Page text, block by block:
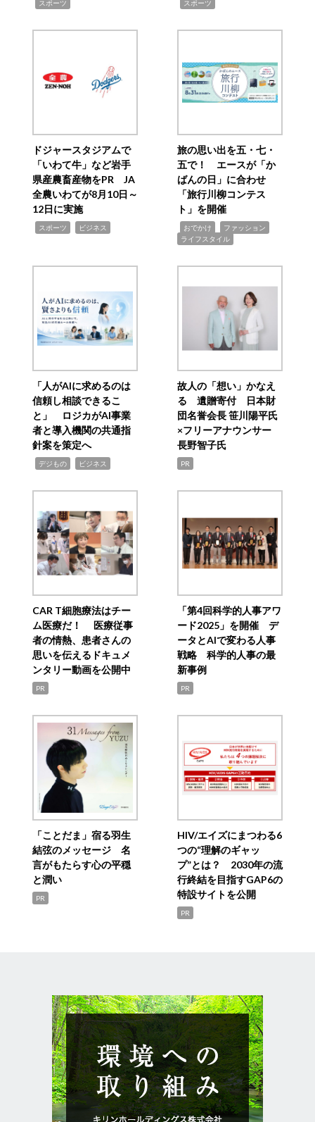
スポーツ スポーツ
ドジャースタジアムで
「いわて牛」など岩手
県産農畜産物をPR JA
全農いわてが8月10日～
12日に実施
スポーツ ビジネス
旅の思い出を五・七・
五で！ エースが「か
ばんの日」に合わせ
「旅行川柳コンテス
ト」を開催
おでかけ ファッション
ライフスタイル
「人がAIに求めるのは
信頼し相談できるこ
と」 ロジカがAI事業
者と導入機関の共通指
針案を策定へ
デジもの ビジネス
故人の「想い」かなえ
る 遺贈寄付 日本財
団名誉会長 笹川陽平氏
×フリーアナウンサー
長野智子氏
PR
CAR T細胞療法はチー
ム医療だ！ 医療従事
者の情熱、患者さんの
思いを伝えるドキュメ
ンタリー動画を公開中
PR
「第4回科学的人事アワ
ード2025」を開催 デ
ータとAIで変わる人事
戦略 科学的人事の最
新事例
PR
「ことだま」宿る羽生
結弦のメッセージ 名
言がもたらす心の平穏
と潤い
PR
HIV/エイズにまつわる6
つの“理解のギャッ
プ”とは？ 2030年の流
行終結を目指すGAP6の
特設サイトを公開
PR